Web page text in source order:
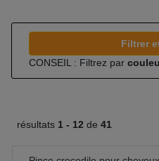
Filtrer
CONSEIL : Filtrez par
résultats 1 - 12 de 41